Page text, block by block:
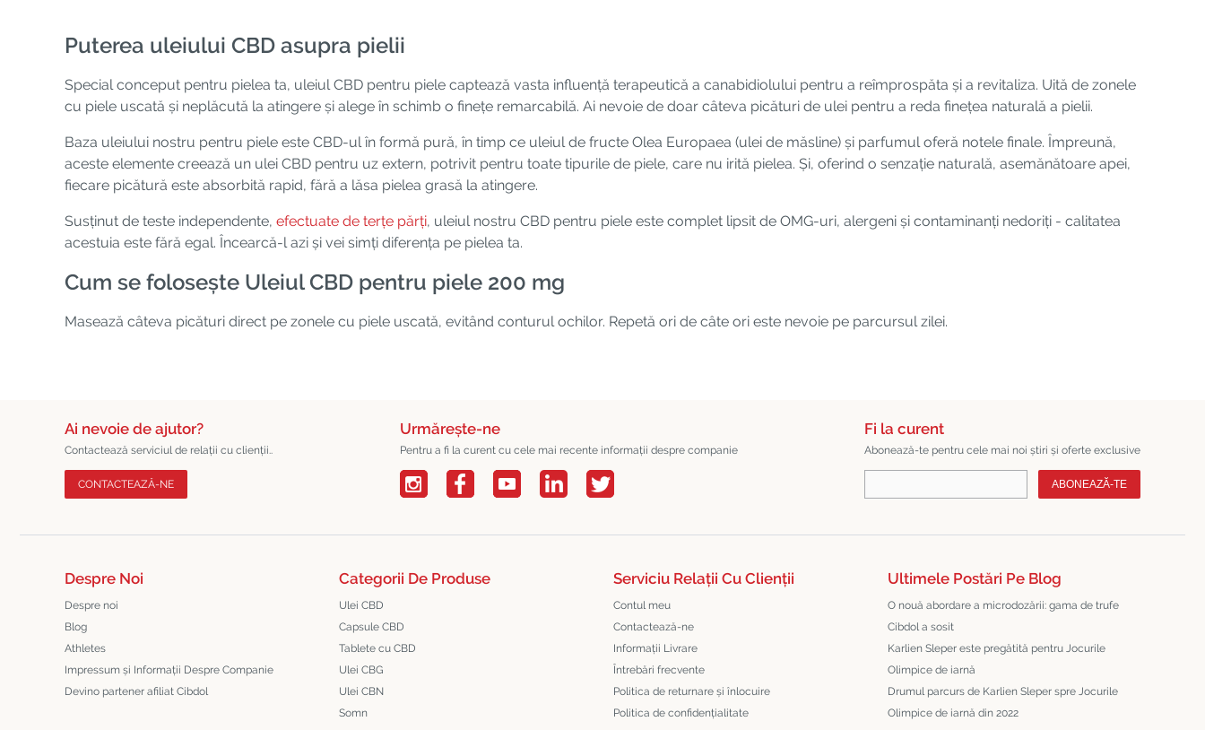
Puterea uleiului CBD asupra pielii
Special conceput pentru pielea ta, uleiul CBD pentru piele captează vasta influență terapeutică a canabidiolului pentru a reîmprospăta și a revitaliza. Uită de zonele
cu piele uscată și neplăcută la atingere și alege în schimb o finețe remarcabilă. Ai nevoie de doar câteva picături de ulei pentru a reda finețea naturală a pielii.
Baza uleiului nostru pentru piele este CBD-ul în formă pură, în timp ce uleiul de fructe Olea Europaea (ulei de măsline) și parfumul oferă notele finale. Împreună,
aceste elemente creează un ulei CBD pentru uz extern, potrivit pentru toate tipurile de piele, care nu irită pielea. Și, oferind o senzație naturală, asemănătoare apei,
fiecare picătură este absorbită rapid, fără a lăsa pielea grasă la atingere.
Susținut de teste independente, efectuate de terțe părți, uleiul nostru CBD pentru piele este complet lipsit de OMG-uri, alergeni și contaminanți nedoriți - calitatea
acestuia este fără egal. Încearcă-l azi și vei simți diferența pe pielea ta.
Cum se folosește Uleiul CBD pentru piele 200 mg
Masează câteva picături direct pe zonele cu piele uscată, evitând conturul ochilor. Repetă ori de câte ori este nevoie pe parcursul zilei.
Ai nevoie de ajutor?
Contactează serviciul de relații cu clienții..
CONTACTEAZĂ-NE
Urmărește-ne
Pentru a fi la curent cu cele mai recente informații despre companie
Fi la curent
Abonează-te pentru cele mai noi știri și oferte exclusive
ABONEAZĂ-TE
Despre Noi
Despre noi
Blog
Athletes
Impressum și Informații Despre Companie
Devino partener afiliat Cibdol
Categorii De Produse
Ulei CBD
Capsule CBD
Tablete cu CBD
Ulei CBG
Ulei CBN
Somn
Serviciu Relații Cu Clienții
Contul meu
Contactează-ne
Informații Livrare
Întrebări frecvente
Politica de returnare și înlocuire
Politica de confidențialitate
Ultimele Postări Pe Blog
O nouă abordare a microdozării: gama de trufe
Cibdol a sosit
Karlien Sleper este pregătită pentru Jocurile
Olimpice de iarnă
Drumul parcurs de Karlien Sleper spre Jocurile
Olimpice de iarnă din 2022